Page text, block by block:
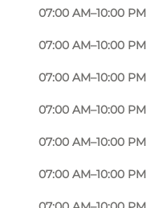
07:00 AM–10:00 PM
07:00 AM–10:00 PM
07:00 AM–10:00 PM
07:00 AM–10:00 PM
07:00 AM–10:00 PM
07:00 AM–10:00 PM
i butikkerne –
leverandører
egne mærker af